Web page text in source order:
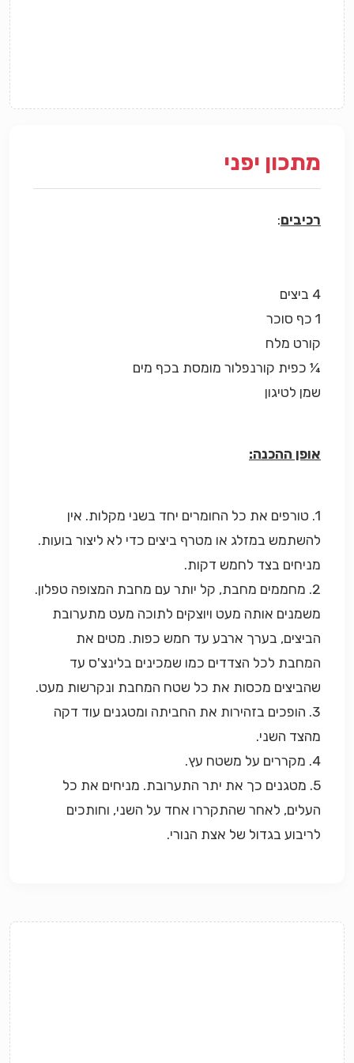
מתכון יפני
רכיבים:
4 ביצים
1 כף סוכר
קורט מלח
¼ כפית קורנפלור מומסת בכף מים
שמן לטיגון
אופן ההכנה:
1. טורפים את כל החומרים יחד בשני מקלות. אין
להשתמש במזלג או מטרף ביצים כדי לא ליצור בועות.
מניחים בצד לחמש דקות.
2. מחממים מחבת, קל יותר עם מחבת המצופה טפלון.
משמנים אותה מעט ויוצקים לתוכה מעט מתערובת
הביצים, בערך ארבע עד חמש כפות. מטים את
המחבת לכל הצדדים כמו שמכינים בלינצ'ס עד
שהביצים מכסות את כל שטח המחבת ונקרשות מעט.
3. הופכים בזהירות את החביתה ומטגנים עוד דקה
מהצד השני.
4. מקררים על משטח עץ.
5. מטגנים כך את יתר התערובת. מניחים את כל
העלים, לאחר שהתקררו אחד על השני, וחותכים
לריבוע בגדול של אצת הנורי.